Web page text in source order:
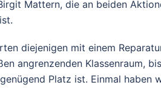
Mattern, die an beiden
diejenigen mit einem
angrenzenden Klassenraum,
Platz ist. Einmal haben